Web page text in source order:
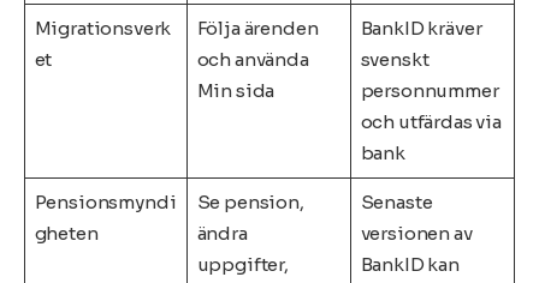
Migrationsverk
et
Följa ärenden
och använda
Min sida
BankID kräver
svenskt
personnummer
och utfärdas via
bank
Pensionsmyndi
gheten
Se pension,
ändra
uppgifter,
Senaste
versionen av
BankID kan